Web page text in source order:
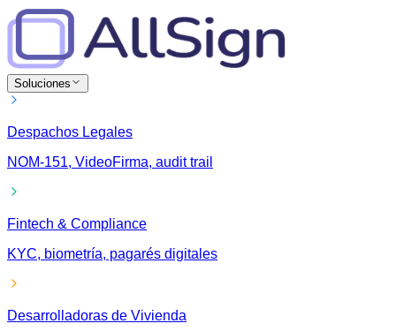
Soluciones
Despachos Legales
NOM-151, VideoFirma, audit trail
Fintech & Compliance
KYC, biometría, pagarés digitales
Desarrolladoras de Vivienda